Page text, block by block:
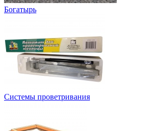
Богатырь
Системы проветривания